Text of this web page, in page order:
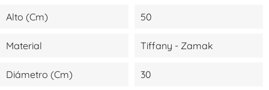
Alto (cm) 50
Material Tiffany - Zamak
Diámetro (cm) 30